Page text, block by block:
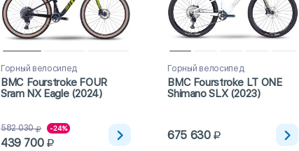
Горный велосипед
BMC Fourstroke FOUR
Sram NX Eagle (2024)
582 030 -24%
439 700
Горный велосипед
BMC Fourstroke LT ONE
Shimano SLX (2023)
675 630